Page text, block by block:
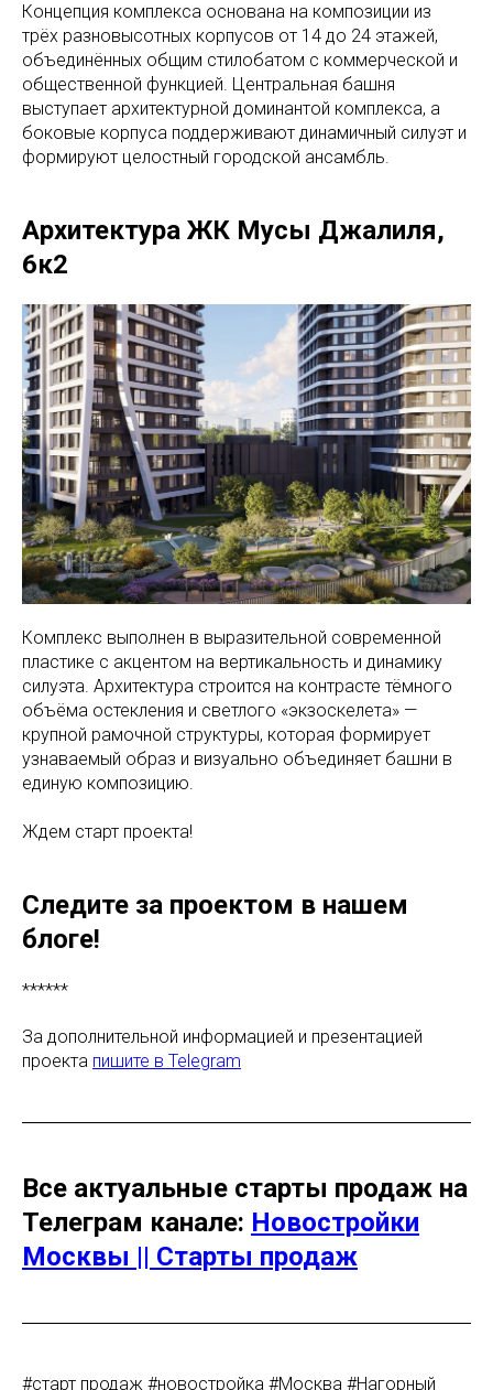
Концепция комплекса основана на композиции из
трёх разновысотных корпусов от 14 до 24 этажей,
объединённых общим стилобатом с коммерческой и
общественной функцией. Центральная башня
выступает архитектурной доминантой комплекса, а
боковые корпуса поддерживают динамичный силуэт и
формируют целостный городской ансамбль.
Архитектура ЖК Мусы Джалиля,
6к2
Комплекс выполнен в выразительной современной
пластике с акцентом на вертикальность и динамику
силуэта. Архитектура строится на контрасте тёмного
объёма остекления и светлого «экзоскелета» —
крупной рамочной структуры, которая формирует
узнаваемый образ и визуально объединяет башни в
единую композицию.
Ждем старт проекта!
Следите за проектом в нашем
блоге!
******
За дополнительной информацией и презентацией
проекта пишите в Telegram
Все актуальные старты продаж на
Телеграм канале: Новостройки
Москвы || Старты продаж
#старт продаж #новостройка #Москва #Нагорный